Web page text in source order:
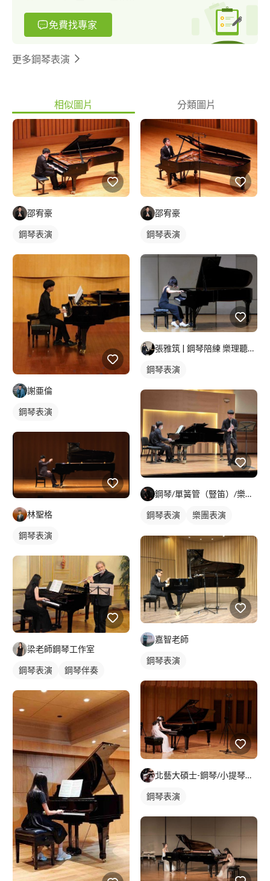
免費找專家
更多鋼琴表演
相似圖片 分類圖片
邵宥豪
鋼琴表演
謝亜倫
鋼琴表演
林聖格
鋼琴表演
梁老師鋼琴工作室
鋼琴表演 鋼琴伴奏
邵宥豪
鋼琴表演
張雅筑 | 鋼琴陪練 樂理聽寫練習?
鋼琴表演
鋼琴/單簧管（豎笛）/樂理教學 - 簡璽恆
鋼琴表演
樂團表演
嘉智老師
鋼琴表演
北藝大碩士-鋼琴/小提琴范老師
鋼琴表演